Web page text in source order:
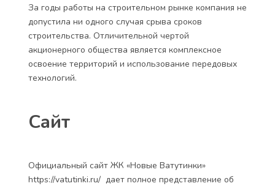
За годы работы на строительном рынке компания не
допустила ни одного случая срыва сроков
строительства. Отличительной чертой
акционерного общества является комплексное
освоение территорий и использование передовых
технологий.
Сайт
Официальный сайт ЖК «Новые Ватутинки»
https://vatutinki.ru/ дает полное представление об